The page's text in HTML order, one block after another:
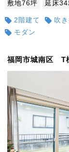
敷地76坪 延床34
2階建て 吹
モダン
福岡市城南区 T